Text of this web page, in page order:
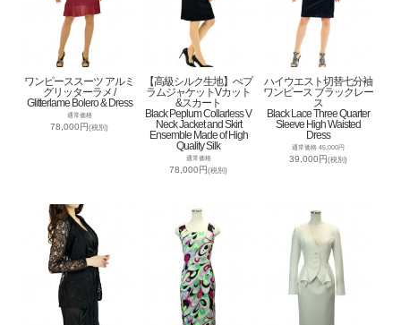
ワンピーススーツ アルミ
グリッターラメ /
Glitterlame Bolero & Dress
通常価格
78,000円(税別)
【高級シルク生地】ぺプ
ラムジャケットVカット
&スカート
Black Peplum Collarless V
Neck Jacket and Skirt
Ensemble Made of High
Quality Silk
通常価格
78,000円(税別)
ハイウエスト切替七分袖
ワンピース ブラックレー
ス
Black Lace Three Quarter
Sleeve High Waisted
Dress
通常価格 45,000円
39,000円(税別)